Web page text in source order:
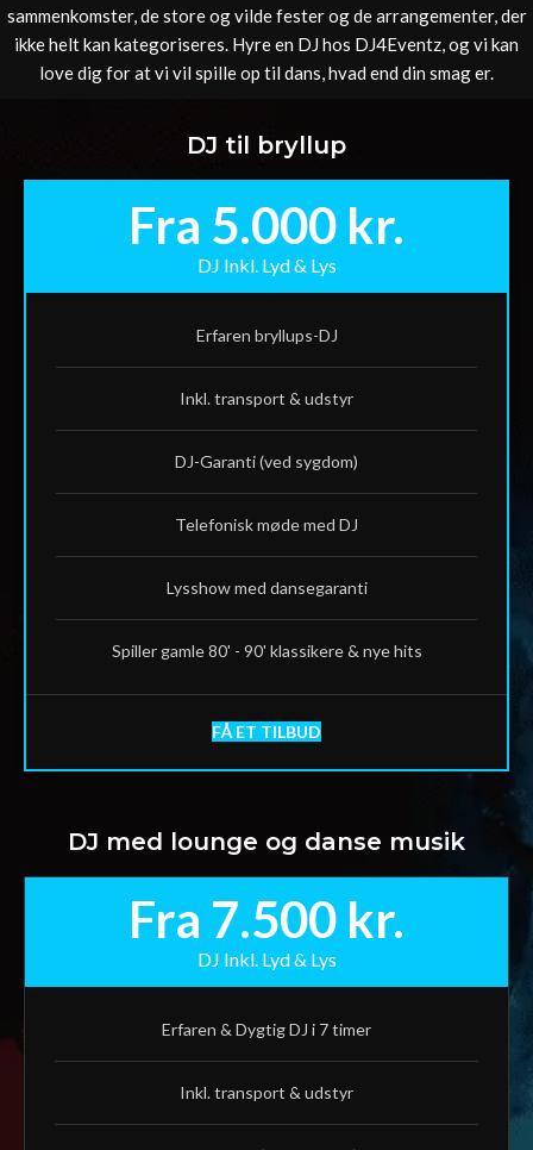
sammenkomster, de store og vilde fester og de arrangementer, der
ikke helt kan kategoriseres. Hyre en DJ hos DJ4Eventz, og vi kan
love dig for at vi vil spille op til dans, hvad end din smag er.
DJ til bryllup
Fra 5.000 kr.
DJ Inkl. Lyd & Lys
Erfaren bryllups-DJ
Inkl. transport & udstyr
DJ-Garanti (ved sygdom)
Telefonisk møde med DJ
Lysshow med dansegaranti
Spiller gamle 80' - 90' klassikere & nye hits
FÅ ET TILBUD
DJ med lounge og danse musik
Fra 7.500 kr.
DJ Inkl. Lyd & Lys
Erfaren & Dygtig DJ i 7 timer
Inkl. transport & udstyr